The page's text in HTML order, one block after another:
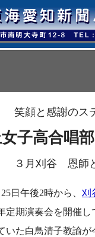
笑顔と感謝のス
子高合唱
３月刈谷 恩師
日午後2時から、 刈
期演奏会を開催
た白鳥清子教諭